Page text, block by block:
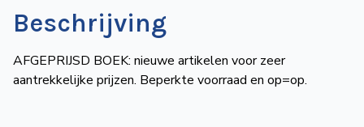
Beschrijving
AFGEPRIJSD BOEK: nieuwe artikelen voor zeer
aantrekkelijke prijzen. Beperkte voorraad en op=op.